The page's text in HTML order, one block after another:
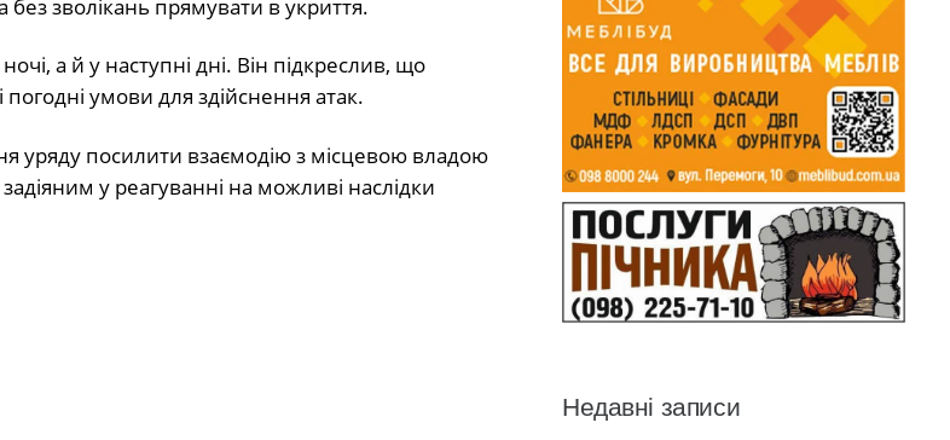
зволікань прямувати в укриття.
а й у наступні дні. Він підкреслив, що
погодні умови для здійснення атак.
уряду посилити взаємодію з місцевою владою
у реагуванні на можливі наслідки
Недавні записи